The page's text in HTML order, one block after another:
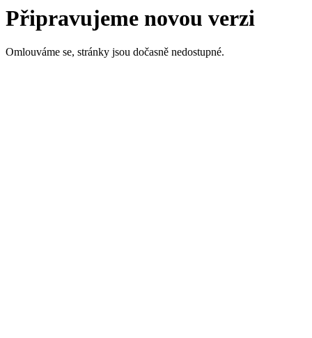
Připravujeme novou verzi
Omlouváme se, stránky jsou dočasně nedostupné.